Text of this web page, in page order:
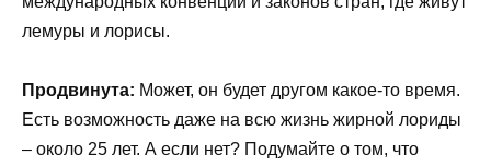
лемуры и лорисы.
Продвинута: Может, он будет другом какое-то время.
Есть возможность даже на всю жизнь жирной лориды
– около 25 лет. А если нет? Подумайте о том, что